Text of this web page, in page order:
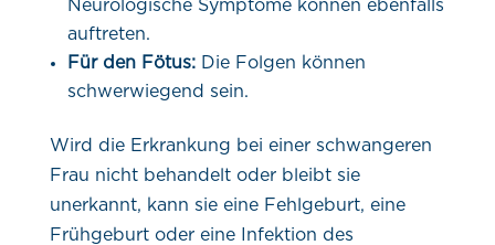
Neurologische Symptome können ebenfalls
auftreten.
Für den Fötus: Die Folgen können
schwerwiegend sein.
Wird die Erkrankung bei einer schwangeren
Frau nicht behandelt oder bleibt sie
unerkannt, kann sie eine Fehlgeburt, eine
Frühgeburt oder eine Infektion des